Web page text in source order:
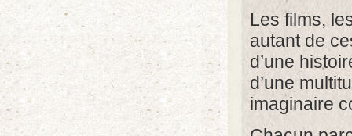
Les films,
autant de
d’une
d’une
imaginaire